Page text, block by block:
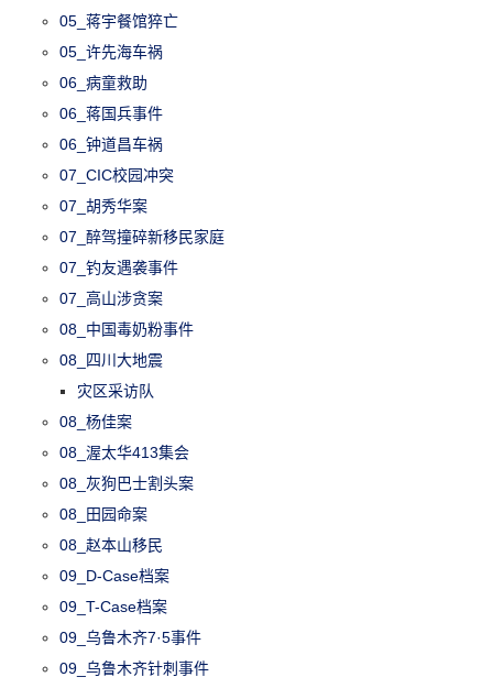
05_蒋宇餐馆猝亡
05_许先海车祸
06_病童救助
06_蒋国兵事件
06_钟道昌车祸
07_CIC校园冲突
07_胡秀华案
07_醉驾撞碎新移民家庭
07_钓友遇袭事件
07_高山涉贪案
08_中国毒奶粉事件
08_四川大地震
灾区采访队
08_杨佳案
08_渥太华413集会
08_灰狗巴士割头案
08_田园命案
08_赵本山移民
09_D-Case档案
09_T-Case档案
09_乌鲁木齐7·5事件
09_乌鲁木齐针刺事件